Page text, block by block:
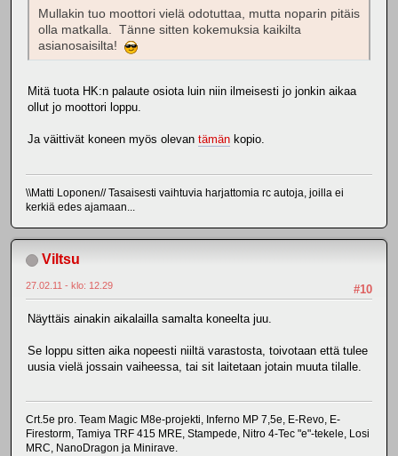
Mullakin tuo moottori vielä odotuttaa, mutta noparin pitäis
olla matkalla. Tänne sitten kokemuksia kaikilta
asianosaisilta!
Mitä tuota HK:n palaute osiota luin niin ilmeisesti jo jonkin aikaa
ollut jo moottori loppu.
Ja väittivät koneen myös olevan tämän kopio.
\\Matti Loponen// Tasaisesti vaihtuvia harjattomia rc autoja, joilla ei
kerkiä edes ajamaan...
Viltsu
#10
27.02.11 - klo: 12.29
Näyttäis ainakin aikalailla samalta koneelta juu.
Se loppu sitten aika nopeesti niiltä varastosta, toivotaan että tulee
uusia vielä jossain vaiheessa, tai sit laitetaan jotain muuta tilalle.
Crt.5e pro. Team Magic M8e-projekti, Inferno MP 7,5e, E-Revo, E-
Firestorm, Tamiya TRF 415 MRE, Stampede, Nitro 4-Tec "e"-tekele, Losi
MRC, NanoDragon ja Minirave.